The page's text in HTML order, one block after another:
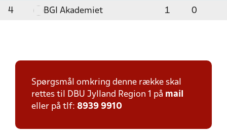
4 BGI Akademiet 1 0
Spørgsmål omkring denne række skal
rettes til DBU Jylland Region 1 på mail
eller på tlf: 8939 9910